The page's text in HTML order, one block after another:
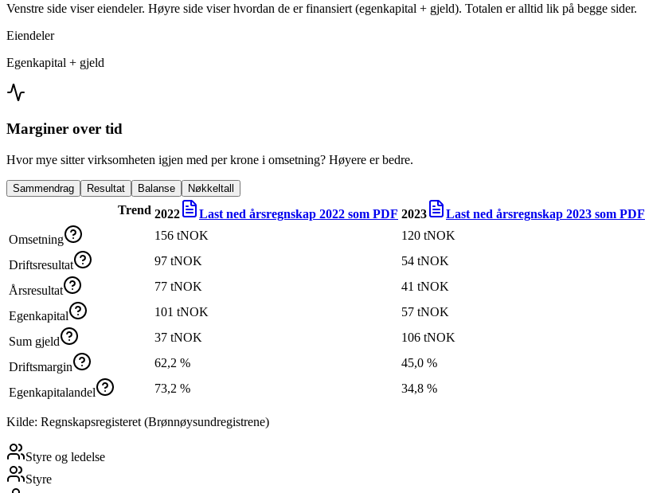
Venstre side viser eiendeler. Høyre side viser hvordan de er finansiert (egenkapital + gjeld). Totalen er alltid lik på begge sider.
Eiendeler
Egenkapital + gjeld
Marginer over tid
Hvor mye sitter virksomheten igjen med per krone i omsetning? Høyere er bedre.
Sammendrag Resultat Balanse Nøkkeltall
Trend 2022 Last ned årsregnskap 2022 som PDF 2023 Last ned årsregnskap 2023 som PDF
Omsetning 156 tNOK 120 tNOK
Driftsresultat
97 tNOK 54 tNOK
Årsresultat
77 tNOK 41 tNOK
Egenkapital
101 tNOK 57 tNOK
Sum gjeld
37 tNOK 106 tNOK
Driftsmargin
62,2 % 45,0 %
Egenkapitalandel
73,2 % 34,8 %
Kilde: Regnskapsregisteret (Brønnøysundregistrene)
Styre og ledelse
Styre